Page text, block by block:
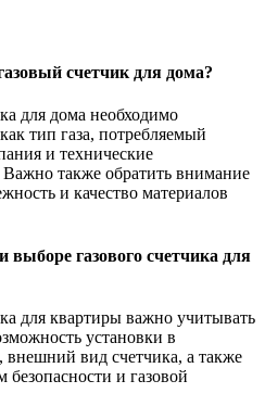
счетчик для дома?
для дома необходимо
тип газа, потребляемый
и технические
также обратить внимание
и качество материалов
газового счетчика для
для квартиры важно учитывать
установки в
внешний вид счетчика, а также
безопасности и газовой